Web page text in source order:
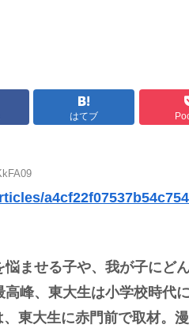
はてブ
ませる子や、我が子にど
峰、東大生は小学校時代
東大生に赤門前で取材。